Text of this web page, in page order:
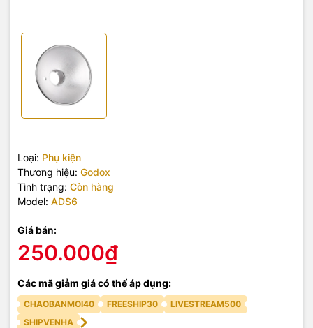
Loại: Phụ kiện
Thương hiệu: Godox
Tình trạng: Còn hàng
Model: ADS6
Giá bán:
250.000₫
Các mã giảm giá có thể áp dụng:
CHAOBANMOI40 FREESHIP30
LIVESTREAM500
SHIPVENHA